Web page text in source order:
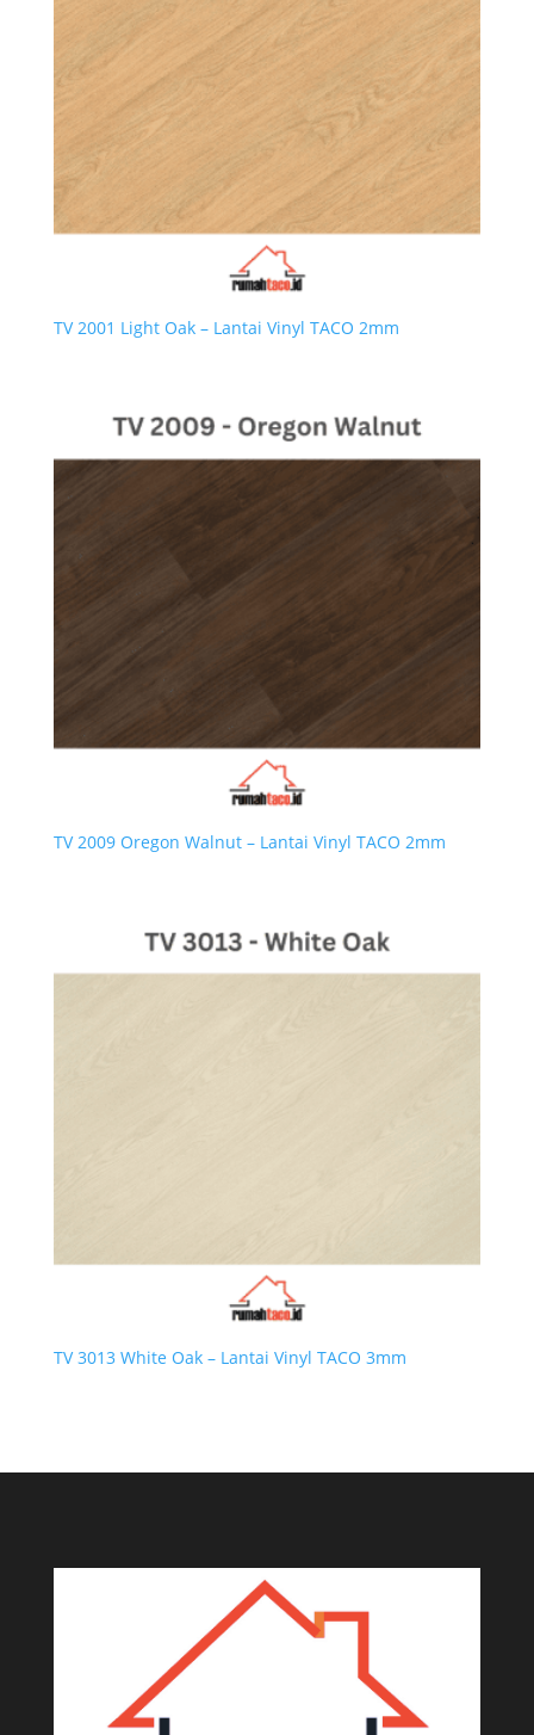
TV 2001 Light Oak – Lantai Vinyl TACO 2mm
TV 2009 Oregon Walnut – Lantai Vinyl TACO 2mm
TV 3013 White Oak – Lantai Vinyl TACO 3mm